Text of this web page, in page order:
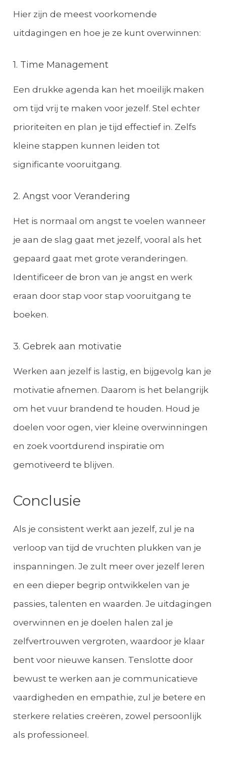
Hier zijn de meest voorkomende
uitdagingen en hoe je ze kunt overwinnen:
1. Time Management
Een drukke agenda kan het moeilijk maken
om tijd vrij te maken voor jezelf. Stel echter
prioriteiten en plan je tijd effectief in. Zelfs
kleine stappen kunnen leiden tot
significante vooruitgang.
2. Angst voor Verandering
Het is normaal om angst te voelen wanneer
je aan de slag gaat met jezelf, vooral als het
gepaard gaat met grote veranderingen.
Identificeer de bron van je angst en werk
eraan door stap voor stap vooruitgang te
boeken.
3. Gebrek aan motivatie
Werken aan jezelf is lastig, en bijgevolg kan je
motivatie afnemen. Daarom is het belangrijk
om het vuur brandend te houden. Houd je
doelen voor ogen, vier kleine overwinningen
en zoek voortdurend inspiratie om
gemotiveerd te blijven.
Conclusie
Als je consistent werkt aan jezelf, zul je na
verloop van tijd de vruchten plukken van je
inspanningen. Je zult meer over jezelf leren
en een dieper begrip ontwikkelen van je
passies, talenten en waarden. Je uitdagingen
overwinnen en je doelen halen zal je
zelfvertrouwen vergroten, waardoor je klaar
bent voor nieuwe kansen. Tenslotte door
bewust te werken aan je communicatieve
vaardigheden en empathie, zul je betere en
sterkere relaties creëren, zowel persoonlijk
als professioneel.